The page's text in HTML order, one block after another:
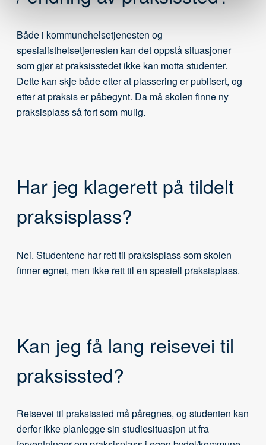
Både i kommunehelsetjenesten og
spesialisthelsetjenesten kan det oppstå situasjoner
som gjør at praksisstedet ikke kan motta studenter.
Dette kan skje både etter at plassering er publisert, og
etter at praksis er påbegynt. Da må skolen finne ny
praksisplass så fort som mulig.
Har jeg klagerett på tildelt
praksisplass?
Nei. Studentene har rett til praksisplass som skolen
finner egnet, men ikke rett til en spesiell praksisplass.
Kan jeg få lang reisevei til
praksissted?
Reisevei til praksissted må påregnes, og studenten kan
derfor ikke planlegge sin studiesituasjon ut fra